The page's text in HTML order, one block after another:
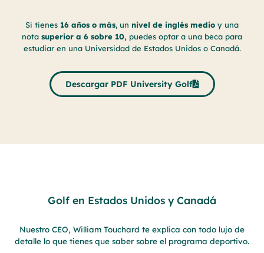
Si tienes 16 años o más, un nivel de inglés medio y una
nota superior a 6 sobre 10, puedes optar a una beca para
estudiar en una Universidad de Estados Unidos o Canadá.
Descargar PDF University Golf
Golf en Estados Unidos y Canadá
Nuestro CEO, William Touchard te explica con todo lujo de
detalle lo que tienes que saber sobre el programa deportivo.